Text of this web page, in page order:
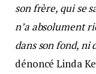
son frère, qui se
n’a absolument
dans son fond, ni
dénoncé Linda